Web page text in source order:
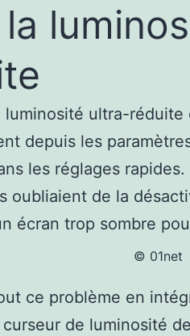
luminosité ultra-
depuis les
les réglages
oubliaient de la
écran trop sombre
© 01net
ce problème en
de luminosité